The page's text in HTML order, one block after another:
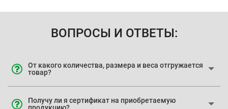
ВОПРОСЫ И ОТВЕТЫ:
От какого количества, размера и веса отгружается
товар?
Получу ли я сертификат на приобретаемую